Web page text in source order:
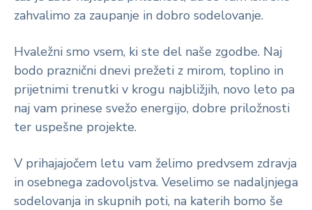
zahvalimo za zaupanje in dobro sodelovanje.
Hvaležni smo vsem, ki ste del naše zgodbe. Naj
bodo praznični dnevi prežeti z mirom, toplino in
prijetnimi trenutki v krogu najbližjih, novo leto pa
naj vam prinese svežo energijo, dobre priložnosti
ter uspešne projekte.
V prihajajočem letu vam želimo predvsem zdravja
in osebnega zadovoljstva. Veselimo se nadaljnjega
sodelovanja in skupnih poti, na katerih bomo še